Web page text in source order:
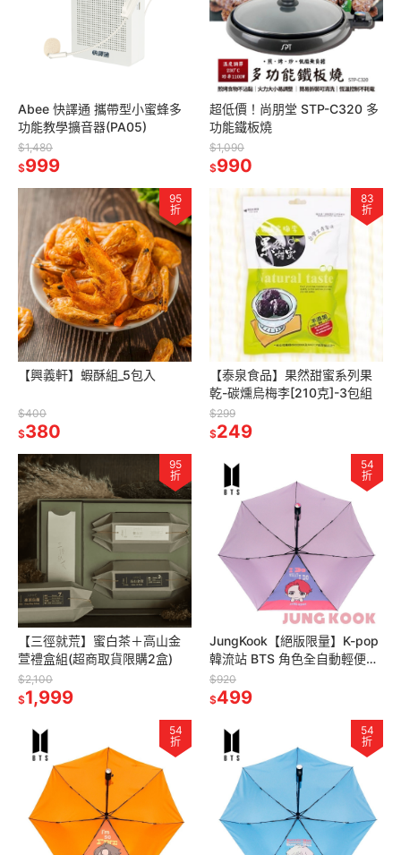
Abee 快譯通 攜帶型小蜜蜂多
功能教學擴音器(PA05)
$1,480
$999
超低價！尚朋堂 STP-C320 多
功能鐵板燒
$1,090
$990
95
折
【興義軒】蝦酥組_5包入
$400
$380
83
折
【泰泉食品】果然甜蜜系列果
乾-碳燻烏梅李[210克]-3包組
$299
$249
95
折
【三徑就荒】蜜白茶＋高山金
萱禮盒組(超商取貨限購2盒)
$2,100
$1,999
54
折
JungKook【絕版限量】K-pop
韓流站 BTS 角色全自動輕便雨
傘(獨家贈BTS限量海報一張，
送完為止)
$920
$499
54
折
54
折